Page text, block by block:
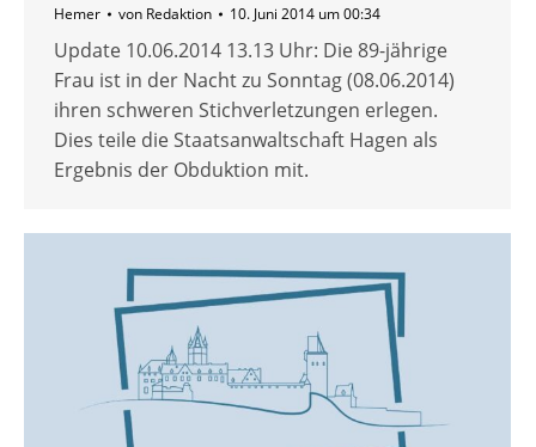
Hemer von Redaktion 10. Juni 2014 um 00:34
Update 10.06.2014 13.13 Uhr: Die 89-jährige
Frau ist in der Nacht zu Sonntag (08.06.2014)
ihren schweren Stichverletzungen erlegen.
Dies teile die Staatsanwaltschaft Hagen als
Ergebnis der Obduktion mit.